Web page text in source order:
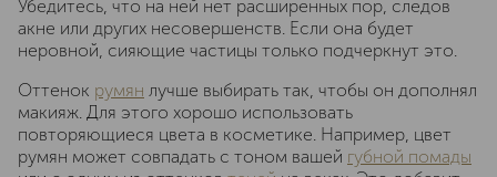
Убедитесь, что на ней нет расширенных пор, следов
акне или других несовершенств. Если она будет
неровной, сияющие частицы только подчеркнут это.
Оттенок румян лучше выбирать так, чтобы он дополнял
макияж. Для этого хорошо использовать
повторяющиеся цвета в косметике. Например, цвет
румян может совпадать с тоном вашей губной помады